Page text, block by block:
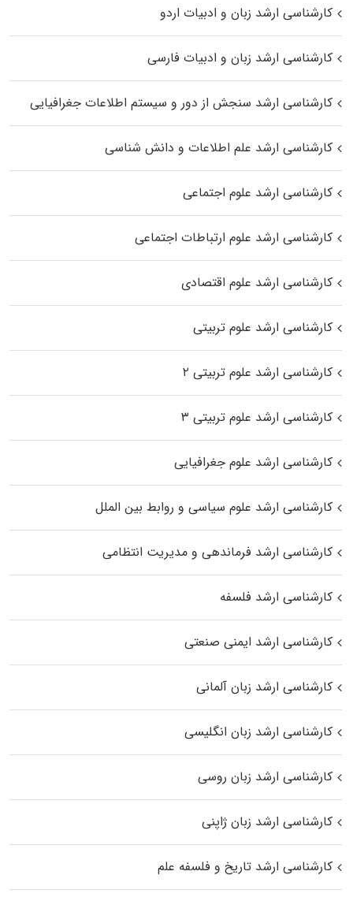
کارشناسی ارشد زبان و ادبیات اردو
کارشناسی ارشد زبان و ادبیات فارسی
کارشناسی ارشد سنجش از دور و سیستم اطلاعات جغرافیایی
کارشناسی ارشد علم اطلاعات و دانش شناسی
کارشناسی ارشد علوم اجتماعی
کارشناسی ارشد علوم ارتباطات اجتماعی
کارشناسی ارشد علوم اقتصادی
کارشناسی ارشد علوم تربیتی
کارشناسی ارشد علوم تربیتی ۲
کارشناسی ارشد علوم تربیتی ۳
کارشناسی ارشد علوم جغرافیایی
کارشناسی ارشد علوم سیاسی و روابط بین الملل
کارشناسی ارشد فرماندهی و مدیریت انتظامی
کارشناسی ارشد فلسفه
کارشناسی ارشد ایمنی صنعتی
کارشناسی ارشد زبان آلمانی
کارشناسی ارشد زبان انگلیسی
کارشناسی ارشد زبان روسی
کارشناسی ارشد زبان ژاپنی
کارشناسی ارشد تاریخ و فلسفه علم